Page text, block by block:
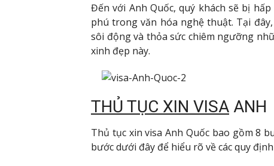
Đến với Anh Quốc, quý khách sẽ bị
phú trong văn hóa nghệ thuật. Tại
sôi động và thỏa sức chiêm ngưỡng
xinh đẹp này.
THỦ TỤC XIN VISA ANH
Thủ tục xin visa Anh Quốc bao gồm 8
bước dưới đây để hiểu rõ về các quy